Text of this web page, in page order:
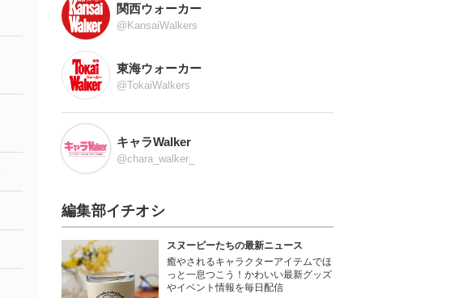
関西ウォーカー
@KansaiWalkers
東海ウォーカー
@TokaiWalkers
キャラWalker
@chara_walker_
編集部イチオシ
スヌーピーたちの最新ニュース
癒やされるキャラクターアイテムでほ
っと一息つこう！かわいい最新グッズ
やイベント情報を毎日配信